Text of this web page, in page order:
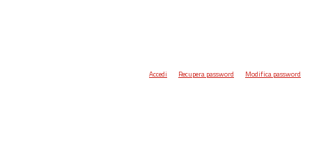
Accedi Recupera password Modifica password